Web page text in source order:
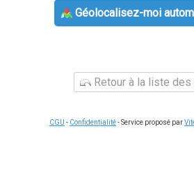
Géolocalisez-moi
Retour à la liste
CGU - Confidentialité- Service proposé par